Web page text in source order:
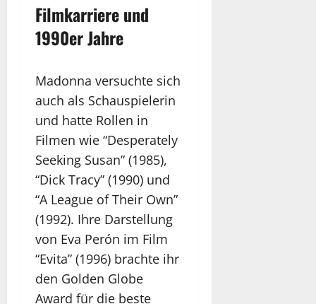
Filmkarriere und
1990er Jahre
Madonna versuchte sich
auch als Schauspielerin
und hatte Rollen in
Filmen wie “Desperately
Seeking Susan” (1985),
“Dick Tracy” (1990) und
“A League of Their Own”
(1992). Ihre Darstellung
von Eva Perón im Film
“Evita” (1996) brachte ihr
den Golden Globe
Award für die beste